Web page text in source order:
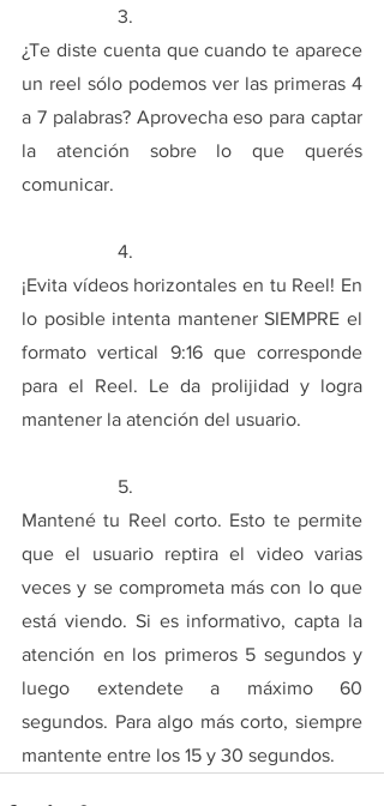
		3.
¿Te diste cuenta que cuando te aparece
un reel sólo podemos ver las primeras 4
a 7 palabras? Aprovecha eso para captar
la atención sobre lo que querés
comunicar.
		4.
¡Evita vídeos horizontales en tu Reel! En
lo posible intenta mantener SIEMPRE el
formato vertical 9:16 que corresponde
para el Reel. Le da prolijidad y logra
mantener la atención del usuario.
5.
Mantené tu Reel corto. Esto te permite
que el usuario reptira el video varias
veces y se comprometa más con lo que
está viendo. Si es informativo, capta la
atención en los primeros 5 segundos y
luego extendete a máximo 60
segundos. Para algo más corto, siempre
mantente entre los 15 y 30 segundos.